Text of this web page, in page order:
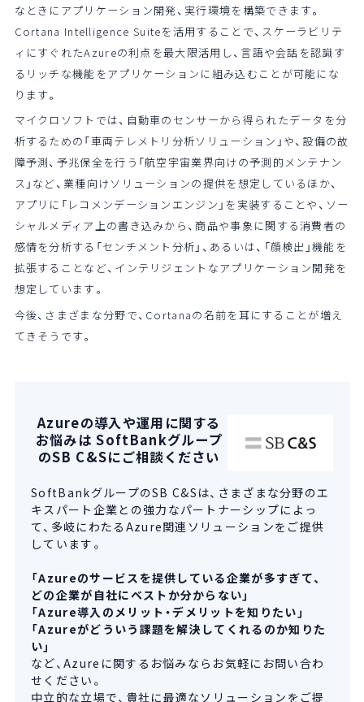
なときにアプリケーション開発、実行環境を構築できます。
Cortana Intelligence Suiteを活用することで、スケーラビリテ
ィにすぐれたAzureの利点を最大限活用し、言語や会話を認識す
るリッチな機能をアプリケーションに組み込むことが可能にな
ります。
マイクロソフトでは、自動車のセンサーから得られたデータを分
析するための「車両テレメトリ分析ソリューション」や、設備の故
障予測、予兆保全を行う「航空宇宙業界向けの予測的メンテナン
ス」など、業種向けソリューションの提供を想定しているほか、
アプリに「レコメンデーションエンジン」を実装することや、ソー
シャルメディア上の書き込みから、商品や事象に関する消費者の
感情を分析する「センチメント分析」、あるいは、「顔検出」機能を
拡張することなど、インテリジェントなアプリケーション開発を
想定しています。
今後、さまざまな分野で、Cortanaの名前を耳にすることが増え
てきそうです。
Azureの導入や運用に関する
お悩みは SoftBankグループ
のSB C&Sにご相談ください
SoftBankグループのSB C&Sは、さまざまな分野のエ
キスパート企業との強力なパートナーシップによっ
て、多岐にわたるAzure関連ソリューションをご提供
しています。
「Azureのサービスを提供している企業が多すぎて、
どの企業が自社にベストか分からない」
「Azure導入のメリット・デメリットを知りたい」
「Azureがどういう課題を解決してくれるのか知りた
い」
など、Azureに関するお悩みならお気軽にお問い合わ
せください。
中立的な立場で、貴社に最適なソリューションをご提